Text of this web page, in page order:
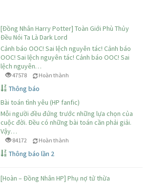
[Đồng Nhân Harry Potter] Toàn Giới Phù Thủy
Đều Nói Ta Là Dark Lord
Cảnh báo OOC! Sai lệch nguyên tác! Cảnh báo
OOC! Sai lệch nguyên tác! Cảnh báo OOC! Sai
lệch nguyên…
47578 Hoàn thành
Thông báo
Bài toán tình yêu (HP fanfic)
Mỗi người đều đứng trước những lựa chọn của
cuộc đời. Đều có những bài toán cần phải giải.
Vậy…
84172 Hoàn thành
Thông báo lần 2
[Hoàn – Đồng Nhân HP] Phụ nợ tử thừa